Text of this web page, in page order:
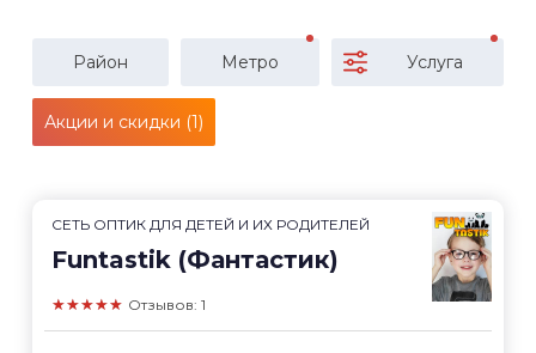
Район Метро Услуга
Акции и скидки (1)
СЕТЬ ОПТИК ДЛЯ ДЕТЕЙ И ИХ РОДИТЕЛЕЙ
Funtastik (Фантастик)
★★★★★ Отзывов: 1